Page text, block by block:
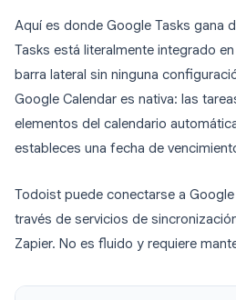
Aquí es donde Google Tasks gana
Tasks está literalmente integrado
barra lateral sin ninguna
Google Calendar es nativa: las
elementos del calendario
estableces una fecha de
Todoist puede conectarse a
través de servicios de
Zapier. No es fluido y requiere